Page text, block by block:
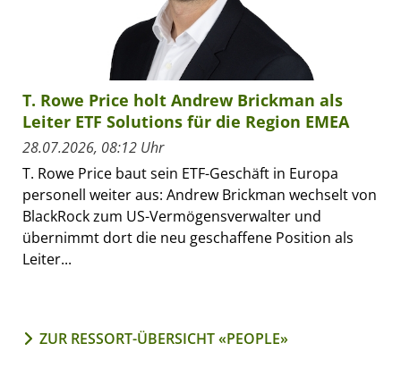
T. Rowe Price holt Andrew Brickman als
Leiter ETF Solutions für die Region EMEA
28.07.2026, 08:12 Uhr
T. Rowe Price baut sein ETF-Geschäft in Europa
personell weiter aus: Andrew Brickman wechselt von
BlackRock zum US-Vermögensverwalter und
übernimmt dort die neu geschaffene Position als
Leiter...
ZUR RESSORT-ÜBERSICHT «PEOPLE»